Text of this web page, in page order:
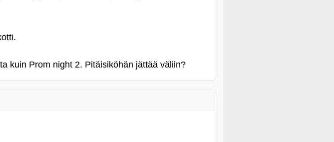
kuin Prom night 2. Pitäisiköhän jättää väliin?